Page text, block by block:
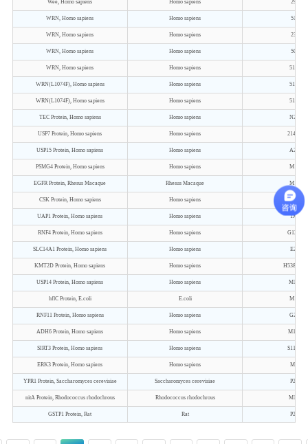
Wee, Homo sapiens Homo sapiens 291-
WRN, Homo sapiens Homo sapiens 517-
WRN, Homo sapiens Homo sapiens 239-
WRN, Homo sapiens Homo sapiens 500-
WRN, Homo sapiens Homo sapiens 517-
WRN(L1074F), Homo sapiens Homo sapiens 517-
WRN(L1074F), Homo sapiens Homo sapiens 517-
TEC Protein, Homo sapiens Homo sapiens N2-
USP7 Protein, Homo sapiens Homo sapiens 214V-
USP15 Protein, Homo sapiens Homo sapiens A2-
PSMG4 Protein, Homo sapiens Homo sapiens M1-
EGFR Protein, Rhesus Macaque Rhesus Macaque M1-
CSK Protein, Homo sapiens Homo sapiens M1-
UAP1 Protein, Homo sapiens Homo sapiens 1M-
RNF4 Protein, Homo sapiens Homo sapiens G120-
SLC14A1 Protein, Homo sapiens Homo sapiens E2-
KMT2D Protein, Homo sapiens Homo sapiens H5382-
USP14 Protein, Homo sapiens Homo sapiens M1-
hflC Protein, E.coli E.coli M1-
RNF11 Protein, Homo sapiens Homo sapiens G2-
ADH6 Protein, Homo sapiens Homo sapiens M1-
SIRT3 Protein, Homo sapiens Homo sapiens S118-
ERK3 Protein, Homo sapiens Homo sapiens M9-
YPR1 Protein, Saccharomyces cerevisiae Saccharomyces cerevisiae P2-
nitA Protein, Rhodococcus rhodochrous Rhodococcus rhodochrous M1-
GSTP1 Protein, Rat Rat P2-